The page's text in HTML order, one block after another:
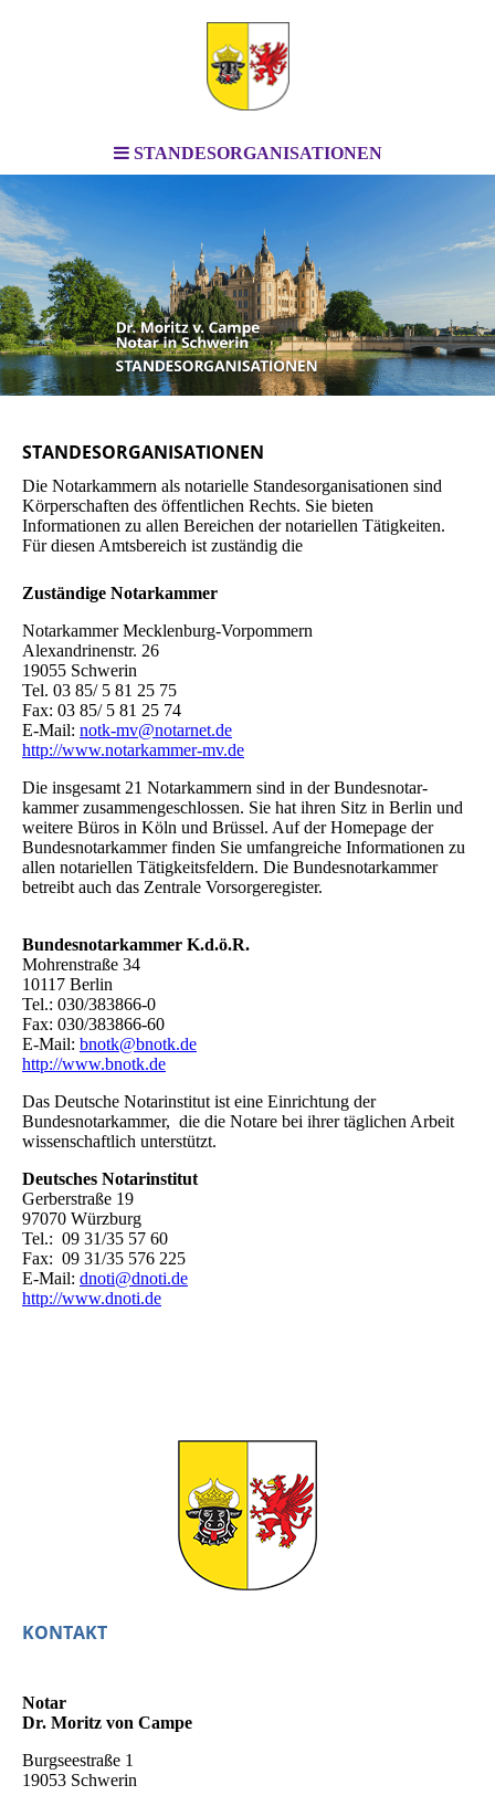
STANDESORGANISATIONEN
STANDESORGANISATIONEN
Die Notarkammern als notarielle Standes­organi­sationen sind
Körperschaften des öffentlichen Rechts. Sie bieten
Informationen zu allen Bereichen der notariellen Tätigkeiten.
Für diesen Amtsbereich ist zuständig die
Zuständige Notarkammer
Notarkammer Mecklenburg-Vorpommern
Alexandrinenstr. 26
19055 Schwerin
Tel. 03 85/ 5 81 25 75
Fax: 03 85/ 5 81 25 74
E-Mail: notk-mv@notarnet.de
http://www.notarkammer-mv.de
Die insgesamt 21 Notarkammern sind in der Bundes­notar­
kammer zusammengeschlossen. Sie hat ihren Sitz in Berlin und
weitere Büros in Köln und Brüssel. Auf der Homepage der
Bundesnotarkammer finden Sie umfangreiche Informationen zu
allen notariellen Tätigkeitsfeldern. Die Bundesnotarkammer
betreibt auch das Zentrale Vorsorgeregister.
Bundesnotarkammer K.d.ö.R.
Mohrenstraße 34
10117 Berlin
Tel.: 030/383866-0
Fax: 030/383866-60
E-Mail: bnotk@bnotk.de
http://www.bnotk.de
Das Deutsche Notarinstitut ist eine Einrichtung der
Bundesnotarkammer, die die Notare bei ihrer täglichen Arbeit
wissenschaftlich unterstützt.
Deutsches Notarinstitut
Gerberstraße 19
97070 Würzburg
Tel.: 09 31/35 57 60
Fax: 09 31/35 576 225
E-Mail: dnoti@dnoti.de
http://www.dnoti.de
KONTAKT
Notar
Dr. Moritz von Campe
Burgseestraße 1
19053 Schwerin